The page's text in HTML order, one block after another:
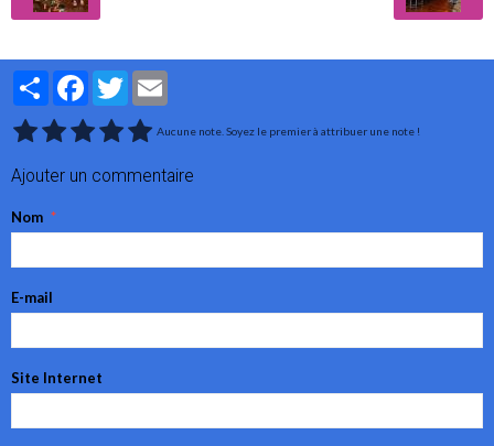
PartagerFacebookTwitter
Aucune note. Soyez le premier à attribuer une note !
Ajouter un commentaire
Nom
E-mail
Site Internet